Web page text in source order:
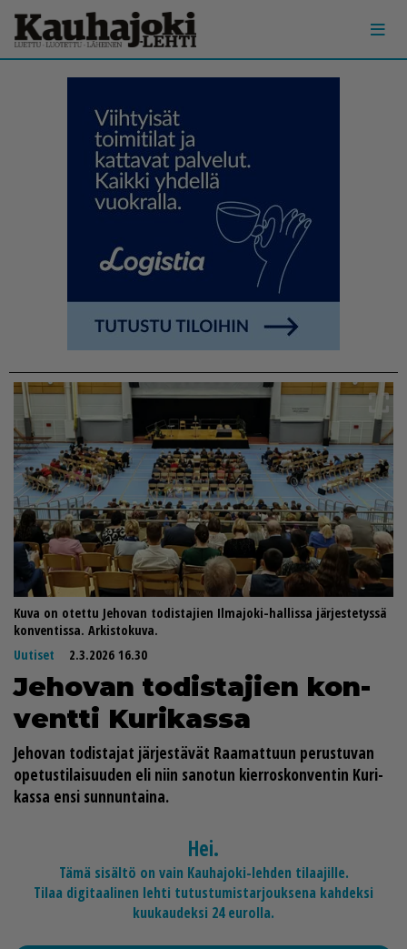
Kuva on otettu Jehovan todistajien Ilmajoki-hallissa järjestetyssä
konventissa. Arkistokuva.
Uutiset
2.3.2026 16.30
Je­ho­van to­dis­ta­jien kon­
vent­ti Ku­ri­kas­sa
Je­ho­van to­dis­ta­jat jär­jes­tä­vät Raa­mat­tuun pe­rus­tu­van
ope­tus­ti­lai­suu­den eli niin sa­no­tun kier­ros­kon­ven­tin Ku­ri­
kas­sa en­si sun­nun­tai­na.
Hei.
Tämä sisältö on vain Kauhajoki-lehden tilaajille.
Tilaa digitaalinen lehti tutustumistarjouksena kahdeksi
kuukaudeksi 24 eurolla.